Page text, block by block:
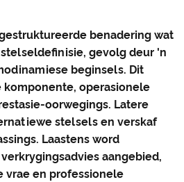
benadering wat
gevolg deur 'n
beginsels. Dit
operasionele
oorwegings. Latere
stelsels en verskaf
Laastens word
aangebied,
en professionele